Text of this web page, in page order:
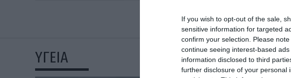
If you wish to opt-out of the sale,
sensitive information for targeted
confirm your selection. Please
continue seeing interest-based
information disclosed to third
further disclosure of your personal
ΥΓΕΙΑ